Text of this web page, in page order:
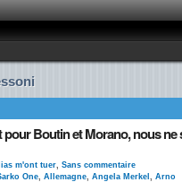
m'ont tuer, Sans commentaire
One, Allemagne, Angela Merkel , Arno